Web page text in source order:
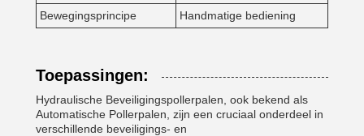
Bewegingsprincipe
Handmatige bediening
Toepassingen:
Hydraulische Beveiligingspollerpalen, ook bekend als
Automatische Pollerpalen, zijn een cruciaal onderdeel in
verschillende beveiligings- en